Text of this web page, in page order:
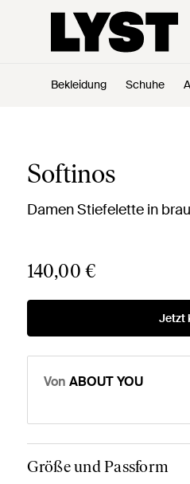
Bekleidung Schuhe
Softinos
Damen Stiefelette in
140,00 €
Jetzt
Von ABOUT YOU
Größe und Passform